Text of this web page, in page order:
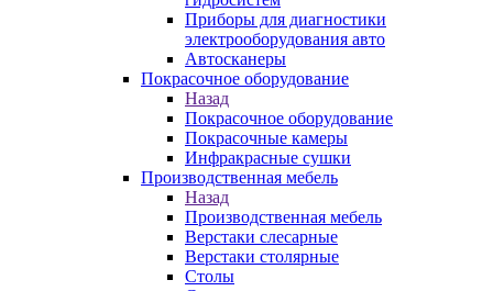
Приборы для диагностики
электрооборудования авто
Автосканеры
Покрасочное оборудование
Назад
Покрасочное оборудование
Покрасочные камеры
Инфракрасные сушки
Производственная мебель
Назад
Производственная мебель
Верстаки слесарные
Верстаки столярные
Столы